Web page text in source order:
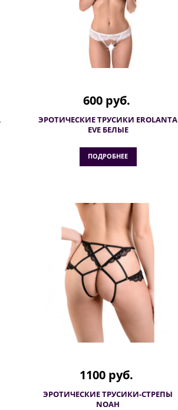
600 руб.
ЭРОТИЧЕСКИЕ ТРУСИКИ EROLANTA
EVE БЕЛЫЕ
ПОДРОБНЕЕ
1100 руб.
ЭРОТИЧЕСКИЕ ТРУСИКИ-СТРЕПЫ
NOAH